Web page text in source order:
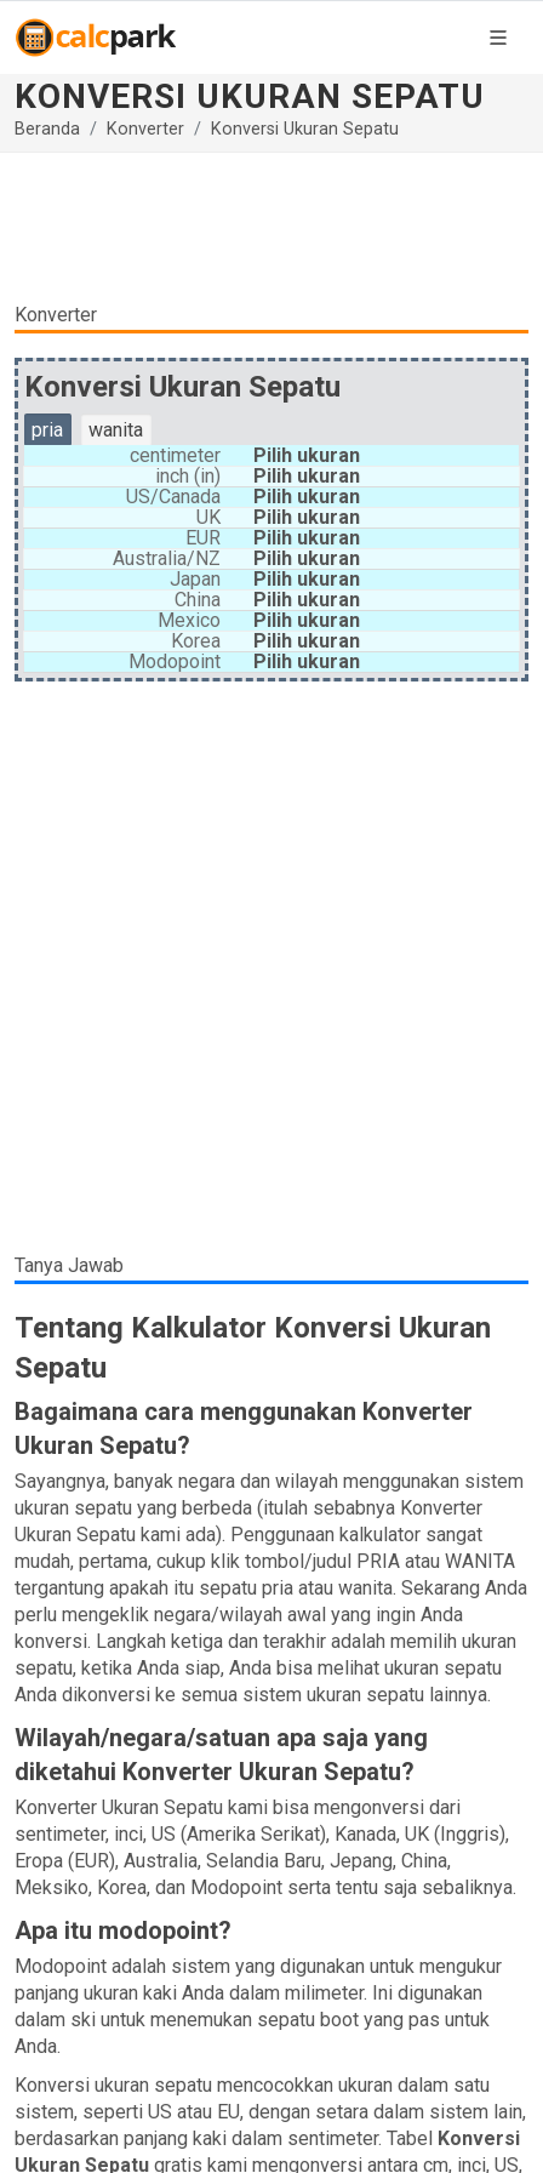
KONVERSI UKURAN SEPATU
Beranda Konverter Konversi Ukuran Sepatu
Konverter
Konversi Ukuran Sepatu
pria
wanita
centimeter
Pilih ukuran
inch (in)
Pilih ukuran
US/Canada
Pilih ukuran
UK
Pilih ukuran
EUR
Pilih ukuran
Australia/NZ
Pilih ukuran
Japan
Pilih ukuran
China
Pilih ukuran
Mexico
Pilih ukuran
Korea
Pilih ukuran
Modopoint
Pilih ukuran
Tanya Jawab
Tentang Kalkulator Konversi Ukuran
Sepatu
Bagaimana cara menggunakan Konverter
Ukuran Sepatu?
Sayangnya, banyak negara dan wilayah menggunakan sistem
ukuran sepatu yang berbeda (itulah sebabnya Konverter
Ukuran Sepatu kami ada). Penggunaan kalkulator sangat
mudah, pertama, cukup klik tombol/judul PRIA atau WANITA
tergantung apakah itu sepatu pria atau wanita. Sekarang Anda
perlu mengeklik negara/wilayah awal yang ingin Anda
konversi. Langkah ketiga dan terakhir adalah memilih ukuran
sepatu, ketika Anda siap, Anda bisa melihat ukuran sepatu
Anda dikonversi ke semua sistem ukuran sepatu lainnya.
Wilayah/negara/satuan apa saja yang
diketahui Konverter Ukuran Sepatu?
Konverter Ukuran Sepatu kami bisa mengonversi dari
sentimeter, inci, US (Amerika Serikat), Kanada, UK (Inggris),
Eropa (EUR), Australia, Selandia Baru, Jepang, China,
Meksiko, Korea, dan Modopoint serta tentu saja sebaliknya.
Apa itu modopoint?
Modopoint adalah sistem yang digunakan untuk mengukur
panjang ukuran kaki Anda dalam milimeter. Ini digunakan
dalam ski untuk menemukan sepatu boot yang pas untuk
Anda.
Konversi ukuran sepatu mencocokkan ukuran dalam satu
sistem, seperti US atau EU, dengan setara dalam sistem lain,
berdasarkan panjang kaki dalam sentimeter. Tabel Konversi
Ukuran Sepatu gratis kami mengonversi antara cm, inci, US,